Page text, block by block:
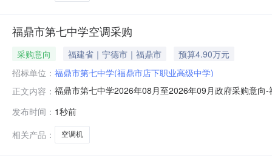
福鼎市第七中学空调采购
采购意向 福建省｜宁德市｜福鼎市
预算4.90万元
招标单位： 福鼎市第七中学(福鼎市店下职业高级中学)
正文内容： 福鼎市第七中学2026年08月至2026年09月政府采购意
主要功能或目标:满足日常校园使用，调节温度需求。需
发布时间： 1秒前
相关产品：
空调机